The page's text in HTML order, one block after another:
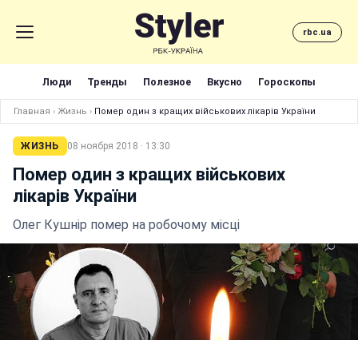
rbc.ua
Люди Тренды Полезное Вкусно Гороскопы
Главная › Жизнь › Помер один з кращих військових лікарів України
ЖИЗНЬ 08 ноября 2018 · 13:30
Помер один з кращих військових
лікарів України
Олег Кушнір помер на робочому місці